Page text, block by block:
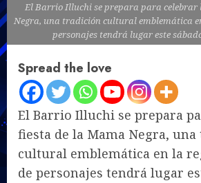
El Barrio Illuchi se prepara para celebrar
Negra, una tradición cultural emblemática
personajes tendrá lugar este
Spread the love
El Barrio Illuchi se prepara
fiesta de la Mama Negra,
cultural emblemática en la
de personajes tendrá lugar